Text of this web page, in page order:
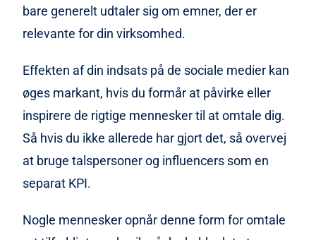
bare generelt udtaler sig om emner, der er
relevante for din virksomhed.
Effekten af din indsats på de sociale medier kan
øges markant, hvis du formår at påvirke eller
inspirere de rigtige mennesker til at omtale dig.
Så hvis du ikke allerede har gjort det, så overvej
at bruge talspersoner og influencers som en
separat KPI.
Nogle mennesker opnår denne form for omtale